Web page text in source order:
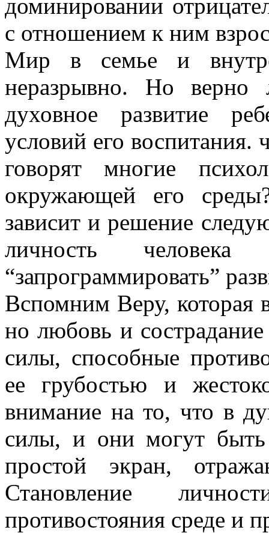
доминировании
с отношением к ним
Мир в семье и
неразрывно. Но верно
духовное развитие
условий его воспитания.
говорят многие
окружающей его
зависит и решение
личность
“запрограммировать”
Вспомним Веру, которая
но любовь и
силы, способные
ее грубостью и
внимание на то, что в
силы, и они могут
простой экран,
Становление
противостояния среде и